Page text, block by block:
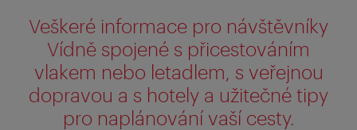
Veškeré informace pro návštěvníky
Vídně spojené s přicestováním
vlakem nebo letadlem, s veřejnou
dopravou a s hotely a užitečné tipy
pro naplánování vaší cesty.